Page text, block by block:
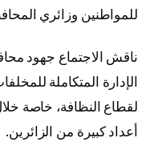
للمواطنين وزائري
ناقش الاجتماع جهود
الإدارة المتكاملة
لقطاع النظافة، خاصة
أعداد كبيرة من الزائرين.